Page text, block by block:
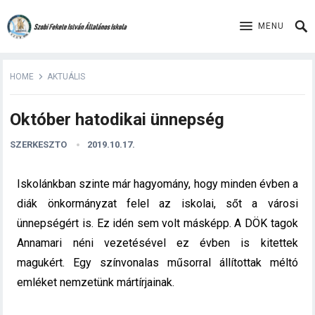
MENU
HOME AKTUÁLIS
Október hatodikai ünnepség
SZERKESZTO 2019.10.17.
Iskolánkban szinte már hagyomány, hogy minden évben a
diák önkormányzat felel az iskolai, sőt a városi
ünnepségért is. Ez idén sem volt másképp. A DÖK tagok
Annamari néni vezetésével ez évben is kitettek
magukért. Egy színvonalas műsorral állítottak méltó
emléket nemzetünk mártírjainak.